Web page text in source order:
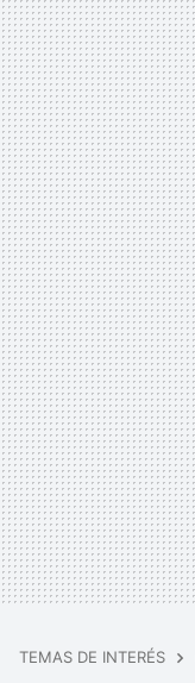
TEMAS DE INTERÉS